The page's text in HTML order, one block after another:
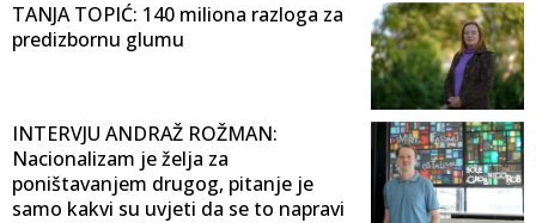
TANJA TOPIĆ: 140 miliona razloga za
predizbornu glumu
INTERVJU ANDRAŽ ROŽMAN:
Nacionalizam je želja za
poništavanjem drugog, pitanje je
samo kakvi su uvjeti da se to napravi